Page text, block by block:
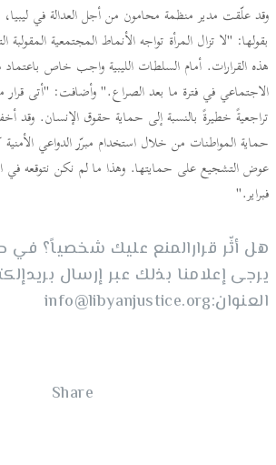
وقد علّقت مدير منظمة محامون من أجل العدالة في ليبيا،
بقولها: "لا تزال المرأة تواجه الأنماط المجتمعية
هذه القرارات. أمام السلطات الليبية واجب خاص باعتماد
الاجتماعي في فترة ما بعد الصراع." وأضافت: "أتى
تراجعيةً خطيرةً بالنسبة إلى حماية حقوق الإنسان. وقد
حماية المواطنات من خلال استخدام مبرّر الدواعي الأمنية
فبراير."
هل أثّر قرارالمنع عليك شخصياً؟ في
يرجى إعلامنا بذلك عبر إرسال
العنوان:info@libyanjustice.org
Share